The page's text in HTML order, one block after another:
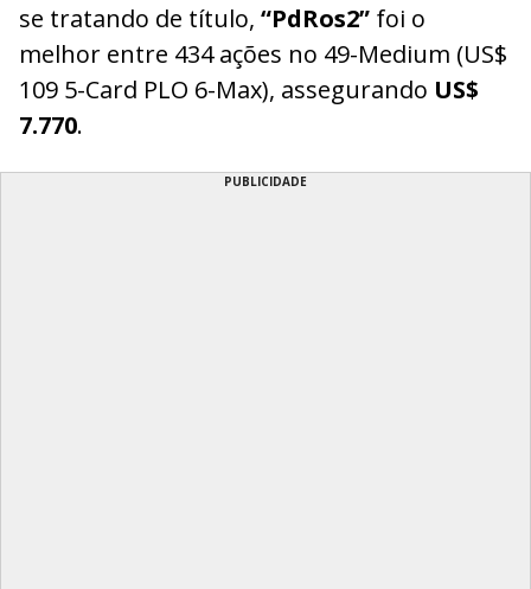
se tratando de título, “PdRos2” foi o
melhor entre 434 ações no 49-Medium (US$
109 5-Card PLO 6-Max), assegurando US$
7.770.
PUBLICIDADE